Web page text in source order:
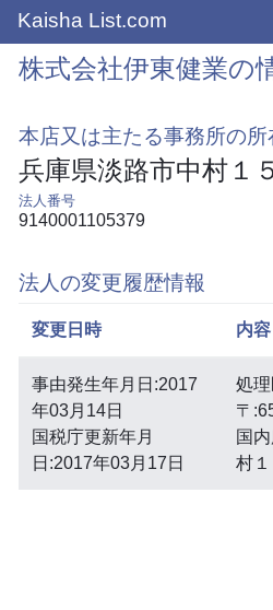
Kaisha List.com
株式会社伊東健業の
本店又は主たる事務所の所
兵庫県淡路市中村１
法人番号
9140001105379
法人の変更履歴情報
変更日時 内容
事由発生年月日:2017
年03月14日
国税庁更新年月
日:2017年03月17日
処
〒
国
村１